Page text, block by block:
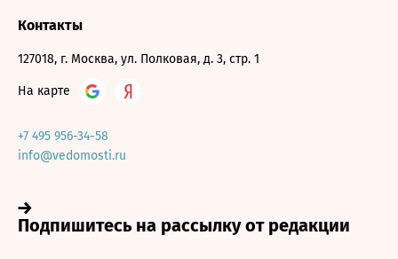
Контакты
127018, г. Москва, ул. Полковая, д. 3, стр. 1
На карте
+7 495 956-34-58
info@vedomosti.ru